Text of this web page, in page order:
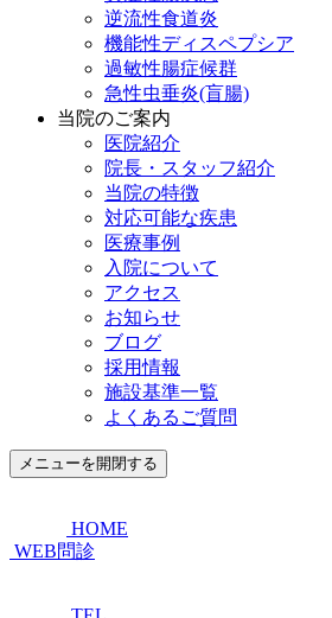
逆流性食道炎
機能性ディスペプシア
過敏性腸症候群
急性虫垂炎(盲腸)
当院のご案内
医院紹介
院長・スタッフ紹介
当院の特徴
対応可能な疾患
医療事例
入院について
アクセス
お知らせ
ブログ
採用情報
施設基準一覧
よくあるご質問
メニューを開閉する
HOME
WEB問診